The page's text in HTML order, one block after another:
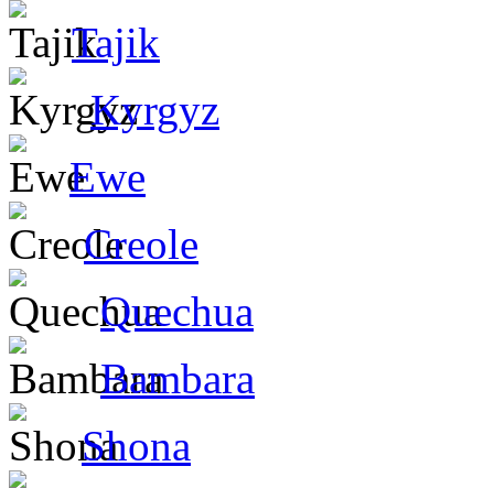
Tajik
Kyrgyz
Ewe
Creole
Quechua
Bambara
Shona